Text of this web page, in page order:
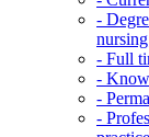
-
- Full
-
-
-